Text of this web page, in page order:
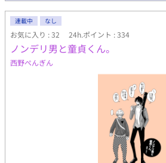
連載中 なし
お気に入り : 32 24h.ポイント : 334
ノンデリ男と童貞くん。
西野ぺんぎん